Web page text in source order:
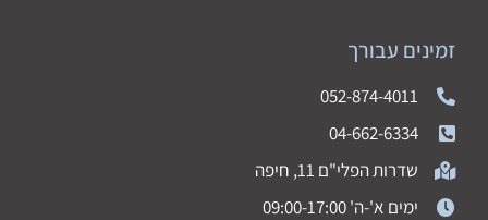
זמינים עבורך
052-874-4011
04-662-6334
שדרות הפלי"ם 11, חיפה
ימים א'-ה' 09:00-17:00